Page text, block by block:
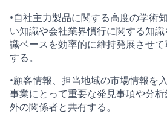
•自社主力製品に関する高度の学術
い知識や会社業界慣行に関する知
識ベースを効率的に維持発展させ
する。
•顧客情報、担当地域の市場情報を
事業にとって重要な発見事項や分
外の関係者と共有する。